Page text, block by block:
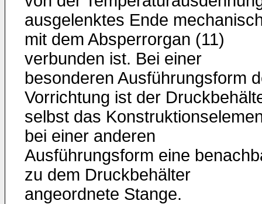
ausgelenktes Ende
mit dem Absperrorgan (11)
verbunden ist. Bei einer
besonderen Ausführungsform
Vorrichtung ist der
selbst das
bei einer anderen
Ausführungsform eine
zu dem Druckbehälter
angeordnete Stange.